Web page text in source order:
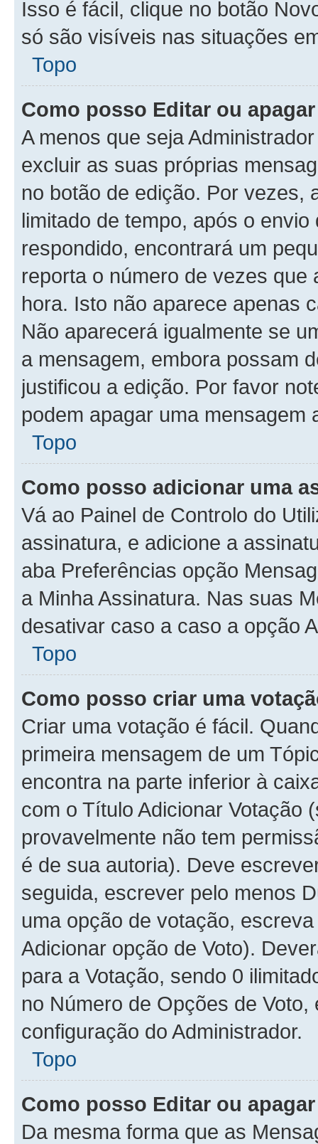
Isso é fácil, clique no botão
só são visíveis nas situações
Topo
Como posso Editar ou
A menos que seja
excluir as suas próprias
no botão de edição. Por vezes,
limitado de tempo, após o
respondido, encontrará um
reporta o número de vezes que
hora. Isto não aparece apenas
Não aparecerá igualmente se
a mensagem, embora possam
justificou a edição. Por favor
podem apagar uma mensagem
Topo
Como posso adicionar uma
Vá ao Painel de Controlo do
assinatura, e adicione a
aba Preferências opção
a Minha Assinatura. Nas suas
desativar caso a caso a opção
Topo
Como posso criar uma
Criar uma votação é fácil.
primeira mensagem de um
encontra na parte inferior à
com o Título Adicionar Votação
provavelmente não tem
é de sua autoria). Deve
seguida, escrever pelo menos
uma opção de votação,
Adicionar opção de Voto).
para a Votação, sendo 0
no Número de Opções de
configuração do Administrador.
Topo
Como posso Editar ou
Da mesma forma que as